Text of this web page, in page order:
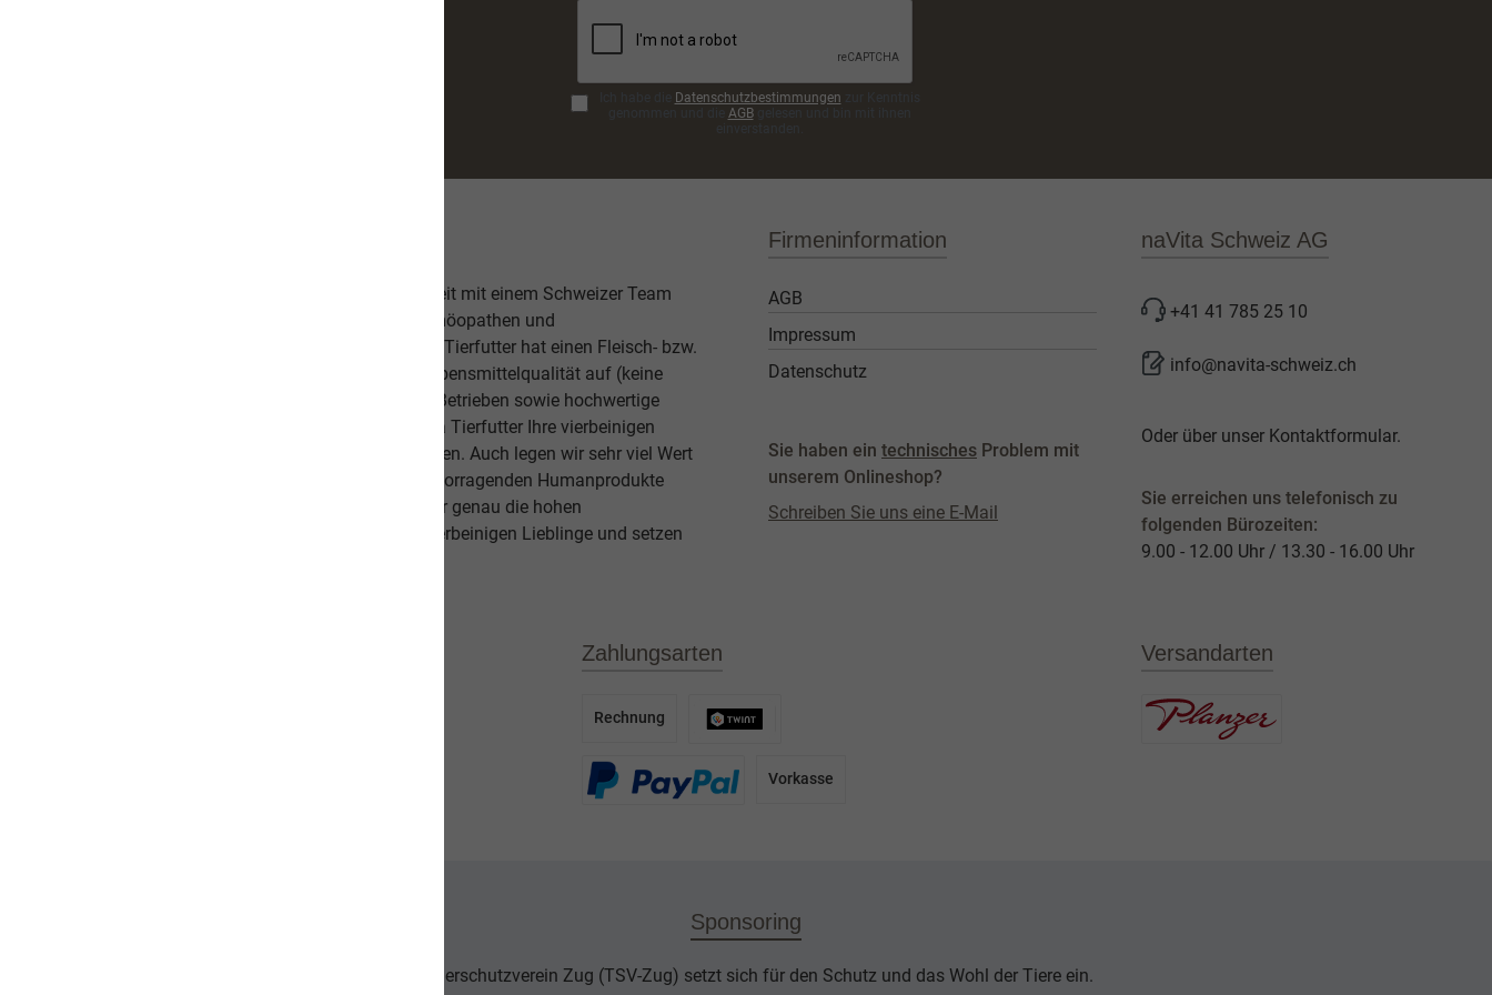
Datenschutzbestimmungen
AGBgelesen und bin mit ihnen
Unsere hochwertige Tiernahrung ist in Zusammenarbeit mit einem Schweizer Team
bestehend aus einer Tierärztin, Tierheilpraktikern, Homöopathen und
Ernährungsfachleuten entwickelt worden. Das leckere Tierfutter hat einen Fleisch- bzw.
Fischanteil von ca. 70% im Durchschnitt und weist Lebensmittelqualität auf (keine
Schlachtabfälle). Höchste Qualität aus kontrollierten Betrieben sowie hochwertige
Beilagen sind der Garant, dass Sie mit unserem naVita Tierfutter Ihre vierbeinigen
Lieblinge ausgewogen und abwechslungsreich ernähren. Auch legen wir sehr viel Wert
darauf, dass es Ihnen persönlich gut geht. Unsere hervorragenden Humanprodukte
beweisen dies. Als Schweizer Unternehmen kennen wir genau die hohen
Qualitätsansprüche unserer Kunden sowie unseren vierbeinigen Lieblinge und setzen
Firmeninformation
AGB
Impressum
Datenschutz
Sie haben ein technisches Problem mit
unserem Onlineshop?
Schreiben Sie uns eine E-Mail
naVita Schweiz AG
+41 41 785 25 10
info@navita-schweiz.ch
Oder über unser Kontaktformular.
Sie erreichen uns telefonisch zu
folgenden Bürozeiten:
9.00 - 12.00 Uhr / 13.30 - 16.00 Uhr
Zahlungsarten
Rechnung
Vorkasse
Versandarten
Sponsoring
Der Tierschutzverein Zug (TSV-Zug) setzt sich für den Schutz und das Wohl der Tiere ein.